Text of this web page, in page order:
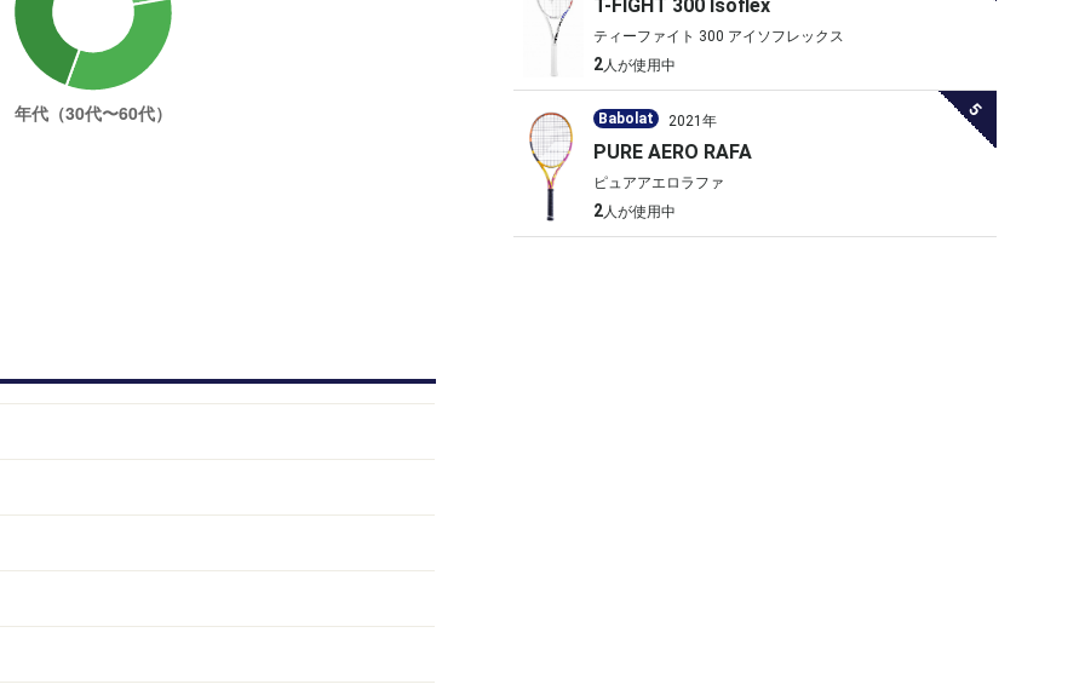
T-FIGHT 300 Isoflex
ティーファイト 300 アイソフレックス
2人が使用中
Babolat 2021年
PURE AERO RAFA
ピュアアエロラファ
2人が使用中
5